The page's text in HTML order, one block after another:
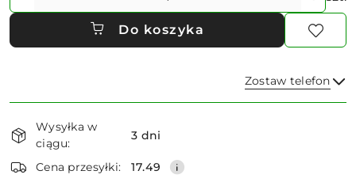
Do koszyka
Zostaw telefon
i
dostawa
Wysyłka w
ciągu:
3 dni
Cena przesyłki: 17.49